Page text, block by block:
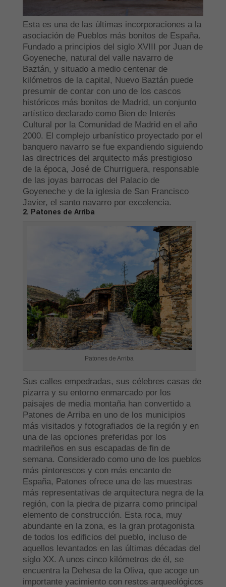
Esta es una de las últimas incorporaciones a la
asociación de Pueblos más bonitos de España.
Fundado a principios del siglo XVIII por Juan de
Goyeneche, natural del valle navarro de
Baztán, y situado a medio centenar de
kilómetros de la capital, Nuevo Baztán puede
presumir de contar con uno de los cascos
históricos más bonitos de Madrid, un conjunto
artístico declarado como Bien de Interés
Cultural por la Comunidad de Madrid en el año
2000. El complejo urbanístico proyectado por el
banquero navarro se fue expandiendo siguiendo
las directrices del arquitecto más prestigioso
de la época, José de Churriguera, responsable
de las joyas barrocas del Palacio de
Goyeneche y de la iglesia de San Francisco
Javier, el santo navarro por excelencia.
2. Patones de Arriba
Patones de Arriba
Sus calles empedradas, sus célebres casas de
pizarra y su entorno enmarcado por los
paisajes de media montaña han convertido a
Patones de Arriba en uno de los municipios
más visitados y fotografiados de la región y en
una de las opciones preferidas por los
madrileños en sus escapadas de fin de
semana. Considerado como uno de los pueblos
más pintorescos y con más encanto de
España, Patones ofrece una de las muestras
más representativas de arquitectura negra de la
región, con la piedra de pizarra como principal
elemento de construcción. Esta roca, muy
abundante en la zona, es la gran protagonista
de todos los edificios del pueblo, incluso de
aquellos levantados en las últimas décadas del
siglo XX. A unos cinco kilómetros de él, se
encuentra la Dehesa de la Oliva, que acoge un
importante yacimiento con restos arqueológicos